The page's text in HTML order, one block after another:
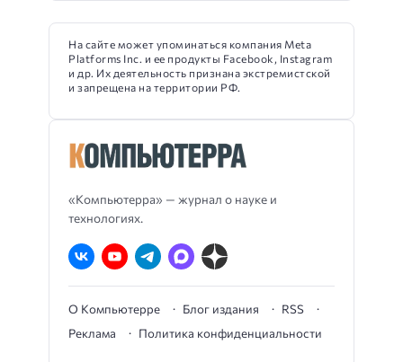
«Компьютерра» — журнал о науке и
технологиях.
О Компьютерре Блог издания
RSS
Реклама
Политика конфиденциальности
На сайте может упоминаться компания Meta
Platforms Inc. и ее продукты Facebook, Instagram
и др. Их деятельность признана экстремистской
и запрещена на территории РФ.